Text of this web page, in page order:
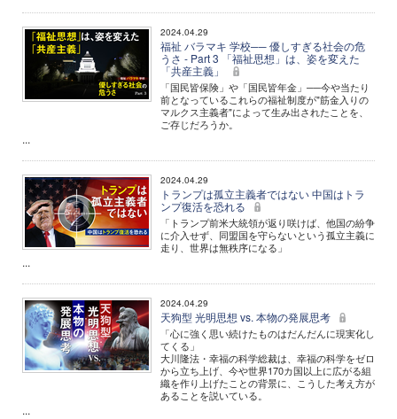
2024.04.29
福祉 バラマキ 学校── 優しすぎる社会の危
うさ - Part 3 「福祉思想」は、姿を変えた
「共産主義」
「国民皆保険」や「国民皆年金」──今や当たり
前となっているこれらの福祉制度が"筋金入りの
マルクス主義者"によって生み出されたことを、
ご存じだろうか。
...
2024.04.29
トランプは孤立主義者ではない 中国はトラ
ンプ復活を恐れる
「トランプ前米大統領が返り咲けば、他国の紛争
に介入せず、同盟国を守らないという孤立主義に
走り、世界は無秩序になる」
...
2024.04.29
天狗型 光明思想 vs. 本物の発展思考
「心に強く思い続けたものはだんだんに現実化し
てくる」
大川隆法・幸福の科学総裁は、幸福の科学をゼロ
から立ち上げ、今や世界170カ国以上に広がる組
織を作り上げたことの背景に、こうした考え方が
あることを説いている。
...